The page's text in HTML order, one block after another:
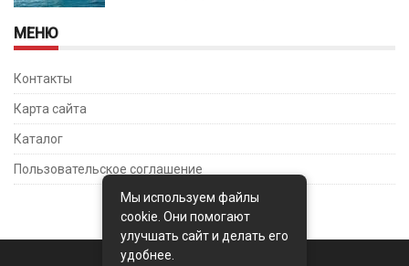
МЕНЮ
Контакты
Карта сайта
Каталог
Пользовательское соглашение
Мы используем файлы
cookie. Они помогают
улучшать сайт и делать его
удобнее.